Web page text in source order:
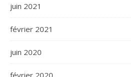
juin 2021
février 2021
juin 2020
février 2020